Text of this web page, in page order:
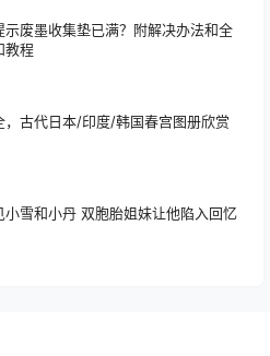
示废墨收集垫已满？附解决办法和全
教程
，古代日本/印度/韩国春宫图册欣赏
小雪和小丹 双胞胎姐妹让他陷入回忆